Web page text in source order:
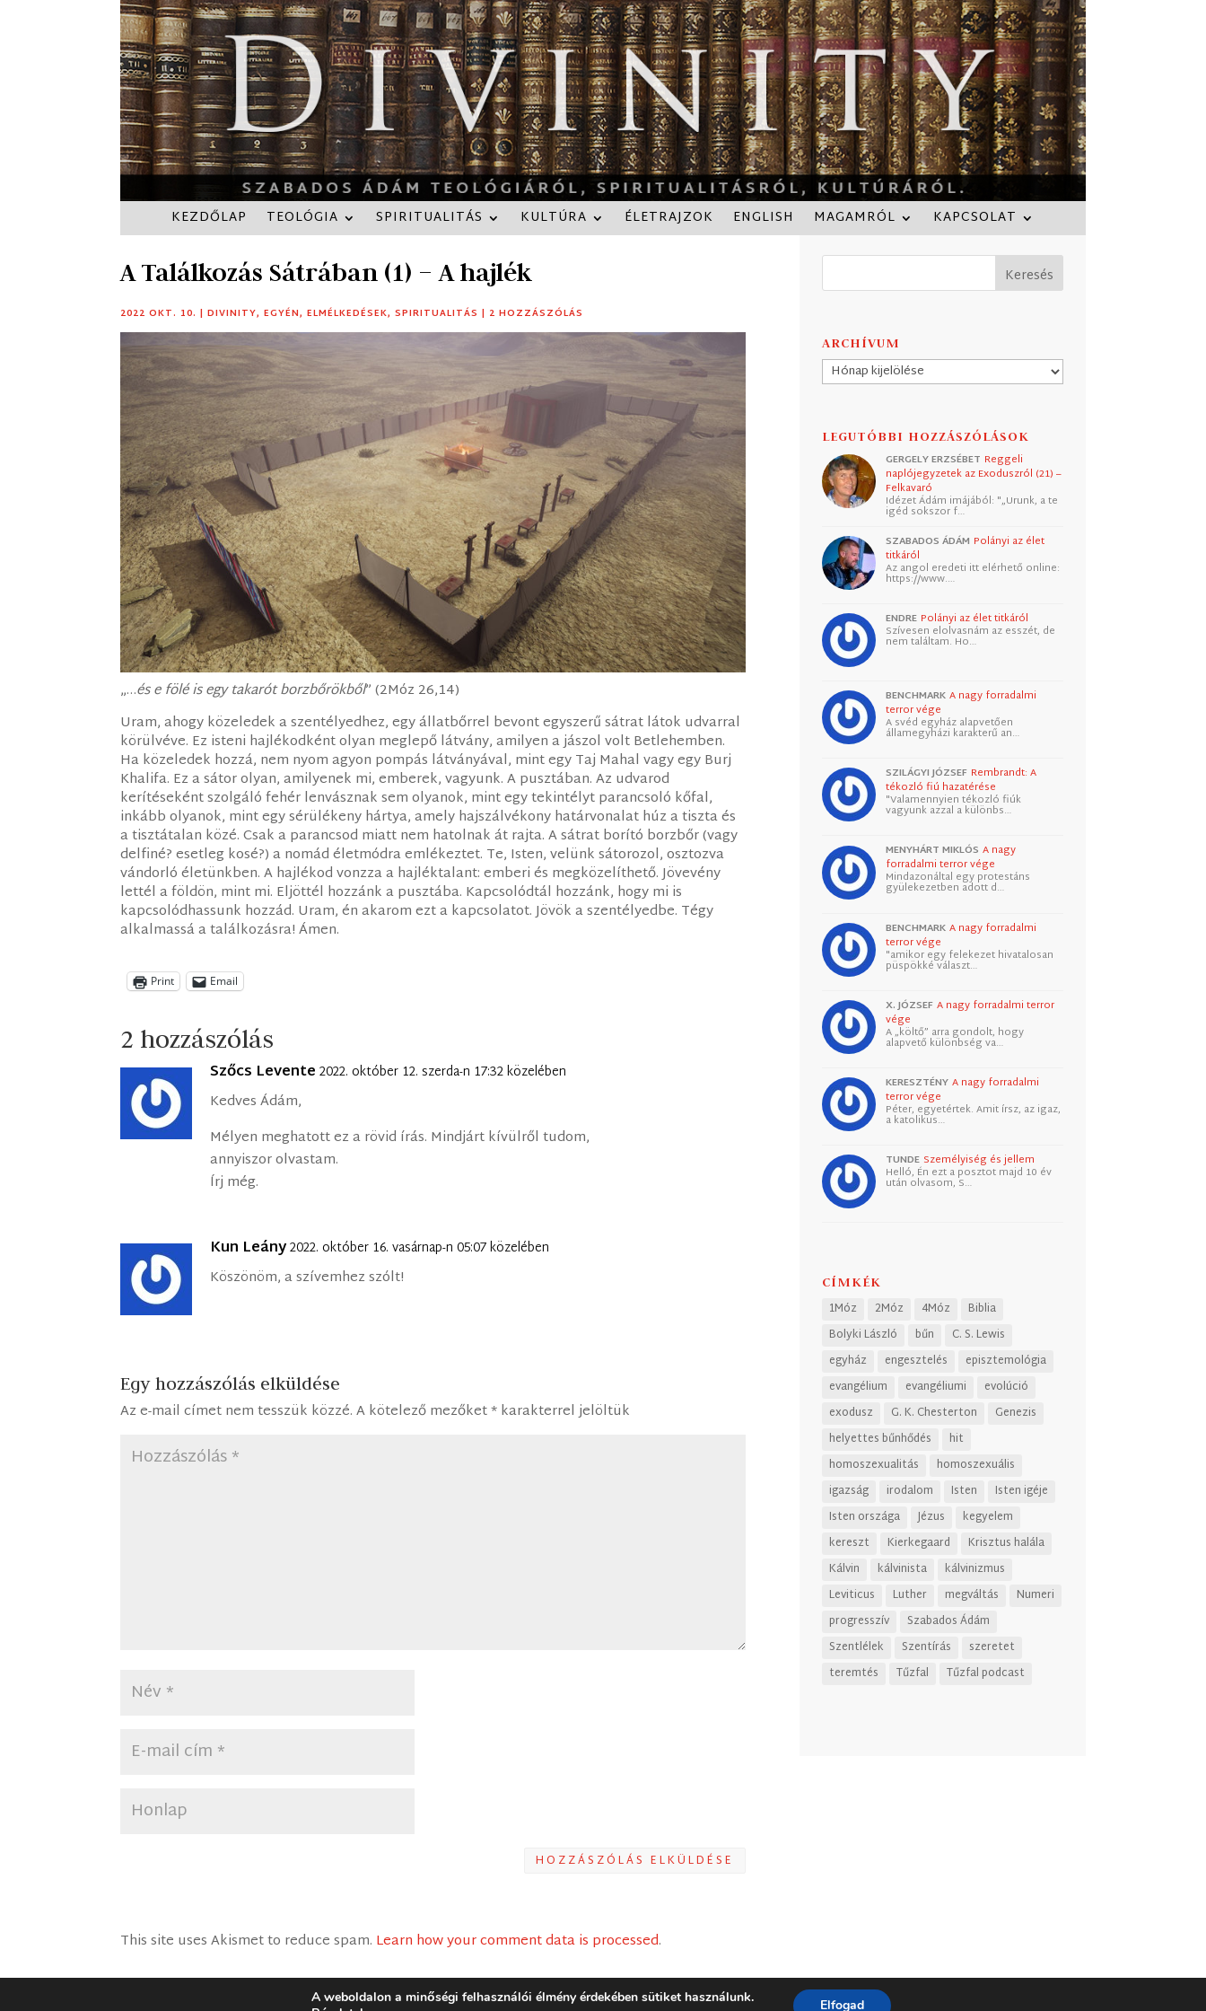
KEZDŐLAP TEOLÓGIA SPIRITUALITÁS KULTÚRA ÉLETRAJZOK ENGLISH MAGAMRÓL KAPCSOLAT
A Találkozás Sátrában (1) – A hajlék
2022 OKT. 10. |DIVINITY,EGYÉN,ELMÉLKEDÉSEK,SPIRITUALITÁS | 2 HOZZÁSZÓLÁS
„…és e fölé is egy takarót borzbőrökből” (2Móz 26,14)
Uram, ahogy közeledek a szentélyedhez, egy állatbőrrel bevont egyszerű sátrat látok udvarral
körülvéve. Ez isteni hajlékodként olyan meglepő látvány, amilyen a jászol volt Betlehemben.
Ha közeledek hozzá, nem nyom agyon pompás látványával, mint egy Taj Mahal vagy egy Burj
Khalifa. Ez a sátor olyan, amilyenek mi, emberek, vagyunk. A pusztában. Az udvarod
kerítéseként szolgáló fehér lenvásznak sem olyanok, mint egy tekintélyt parancsoló kőfal,
inkább olyanok, mint egy sérülékeny hártya, amely hajszálvékony határvonalat húz a tiszta és
a tisztátalan közé. Csak a parancsod miatt nem hatolnak át rajta. A sátrat borító borzbőr (vagy
delfiné? esetleg kosé?) a nomád életmódra emlékeztet. Te, Isten, velünk sátorozol, osztozva
vándorló életünkben. A hajlékod vonzza a hajléktalant: emberi és megközelíthető. Jövevény
lettél a földön, mint mi. Eljöttél hozzánk a pusztába. Kapcsolódtál hozzánk, hogy mi is
kapcsolódhassunk hozzád. Uram, én akarom ezt a kapcsolatot. Jövök a szentélyedbe. Tégy
alkalmassá a találkozásra! Ámen.
Print Email
2 hozzászólás
Szőcs Levente 2022. október 12. szerda-n 17:32 közelében
Kedves Ádám,
Mélyen meghatott ez a rövid írás. Mindjárt kívülről tudom,
annyiszor olvastam.
Írj még.
Kun Leány2022. október 16. vasárnap-n 05:07 közelében
Köszönöm, a szívemhez szólt!
Egy hozzászólás elküldése
Az e-mail címet nem tesszük közzé. A kötelező mezőket*karakterrel jelöltük
HOZZÁSZÓLÁS ELKÜLDÉSE
This site uses Akismet to reduce spam. Learn how your comment data is processed.
ARCHÍVUM
Archívum
LEGUTÓBBI HOZZÁSZÓLÁSOK
GERGELY ERZSÉBET Reggeli
naplójegyzetek az Exoduszról (21) –
Felkavaró
Idézet Ádám imájából: "„Urunk, a te
igéd sokszor f…
SZABADOS ÁDÁM Polányi az élet
titkáról
Az angol eredeti itt elérhető online:
https://www.…
ENDRE Polányi az élet titkáról
Szívesen elolvasnám az esszét, de
nem találtam. Ho…
BENCHMARK A nagy forradalmi
terror vége
A svéd egyház alapvetően
államegyházi karakterű an…
SZILÁGYI JÓZSEF Rembrandt: A
tékozló fiú hazatérése
"Valamennyien tékozló fiúk
vagyunk azzal a különbs…
MENYHÁRT MIKLÓS A nagy
forradalmi terror vége
Mindazonáltal egy protestáns
gyülekezetben adott d…
BENCHMARK A nagy forradalmi
terror vége
"amikor egy felekezet hivatalosan
püspökké választ…
X. JÓZSEF A nagy forradalmi terror
vége
A „költő” arra gondolt, hogy
alapvető különbség va…
KERESZTÉNY A nagy forradalmi
terror vége
Péter, egyetértek. Amit írsz, az igaz,
a katolikus…
TUNDE Személyiség és jellem
Helló, Én ezt a posztot majd 10 év
után olvasom, S…
CÍMKÉK
1Móz 2Móz 4Móz
Biblia
Bolyki László
bűn
C. S. Lewis
egyház
engesztelés
episztemológia
evangélium
evangéliumi
evolúció
exodusz
G. K. Chesterton
Genezis
helyettes bűnhődés
hit
homoszexualitás
homoszexuális
igazság
irodalom Isten
Isten igéje
Isten országa
Jézus
kegyelem
kereszt
Kierkegaard
Krisztus halála
Kálvin
kálvinista
kálvinizmus
Leviticus
Luther megváltás
Numeri
progresszív
Szabados Ádám
Szentlélek
Szentírás
szeretet
teremtés
Tűzfal Tűzfal podcast
A weboldalon a minőségi felhasználói élmény érdekében sütiket használunk.
Elfogad